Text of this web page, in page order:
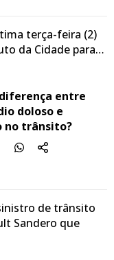
terça-feira (2)
da Cidade para…
entre
doloso e
no trânsito?
de trânsito
Sandero que